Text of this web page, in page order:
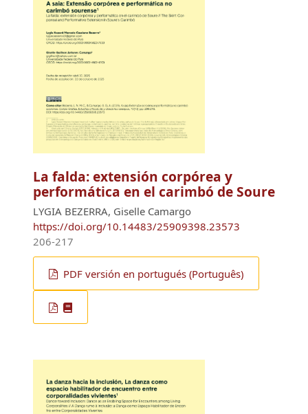
La falda: extensión corpórea y
performática en el carimbó de Soure
LYGIA BEZERRA, Giselle Camargo
https://doi.org/10.14483/25909398.23573
PDF versión en portugués (Português)